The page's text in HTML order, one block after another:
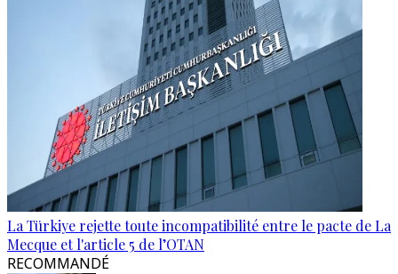
La Türkiye rejette toute incompatibilité entre le pacte de La
Mecque et l'article 5 de l’OTAN
RECOMMANDÉ